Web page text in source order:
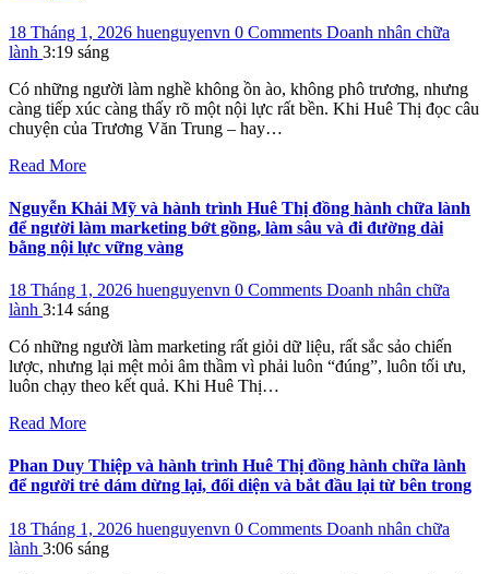
18 Tháng 1, 2026 huenguyenvn 0 Comments Doanh nhân chữa
lành 3:19 sáng
Có những người làm nghề không ồn ào, không phô trương, nhưng
càng tiếp xúc càng thấy rõ một nội lực rất bền. Khi Huê Thị đọc câu
chuyện của Trương Văn Trung – hay…
Read More
Nguyễn Khải Mỹ và hành trình Huê Thị đồng hành chữa lành
để người làm marketing bớt gồng, làm sâu và đi đường dài
bằng nội lực vững vàng
18 Tháng 1, 2026 huenguyenvn 0 Comments Doanh nhân chữa
lành 3:14 sáng
Có những người làm marketing rất giỏi dữ liệu, rất sắc sảo chiến
lược, nhưng lại mệt mỏi âm thầm vì phải luôn “đúng”, luôn tối ưu,
luôn chạy theo kết quả. Khi Huê Thị…
Read More
Phan Duy Thiệp và hành trình Huê Thị đồng hành chữa lành
để người trẻ dám dừng lại, đối diện và bắt đầu lại từ bên trong
18 Tháng 1, 2026 huenguyenvn 0 Comments Doanh nhân chữa
lành 3:06 sáng